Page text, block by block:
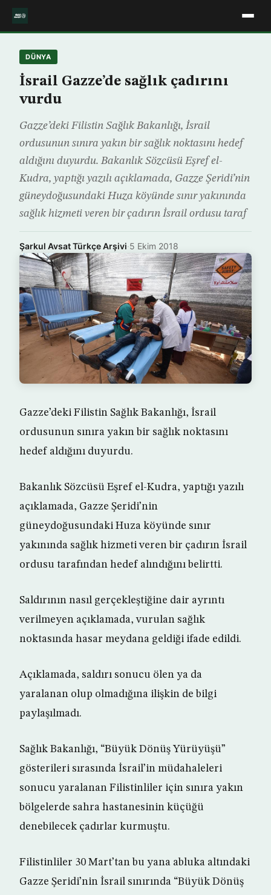
DÜNYA
İsrail Gazze’de sağlık çadırını
vurdu
Gazze’deki Filistin Sağlık Bakanlığı, İsrail
ordusunun sınıra yakın bir sağlık noktasını hedef
aldığını duyurdu. Bakanlık Sözcüsü Eşref el-
Kudra, yaptığı yazılı açıklamada, Gazze Şeridi’nin
güneydoğusundaki Huza köyünde sınır yakınında
sağlık hizmeti veren bir çadırın İsrail ordusu taraf
Şarkul Avsat Türkçe Arşivi·5 Ekim 2018
Gazze’deki Filistin Sağlık Bakanlığı, İsrail
ordusunun sınıra yakın bir sağlık noktasını
hedef aldığını duyurdu.
Bakanlık Sözcüsü Eşref el-Kudra, yaptığı yazılı
açıklamada, Gazze Şeridi’nin
güneydoğusundaki Huza köyünde sınır
yakınında sağlık hizmeti veren bir çadırın İsrail
ordusu tarafından hedef alındığını belirtti.
Saldırının nasıl gerçekleştiğine dair ayrıntı
verilmeyen açıklamada, vurulan sağlık
noktasında hasar meydana geldiği ifade edildi.
Açıklamada, saldırı sonucu ölen ya da
yaralanan olup olmadığına ilişkin de bilgi
paylaşılmadı.
Sağlık Bakanlığı, “Büyük Dönüş Yürüyüşü”
gösterileri sırasında İsrail’in müdahaleleri
sonucu yaralanan Filistinliler için sınıra yakın
bölgelerde sahra hastanesinin küçüğü
denebilecek çadırlar kurmuştu.
Filistinliler 30 Mart’tan bu yana abluka altındaki
Gazze Şeridi’nin İsrail sınırında “Büyük Dönüş